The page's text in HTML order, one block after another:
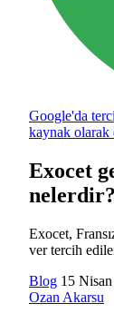
Google'da
kaynak olarak
Exocet
nelerdir?
Exocet,
ver tercih
Blog 15
Ozan Akarsu